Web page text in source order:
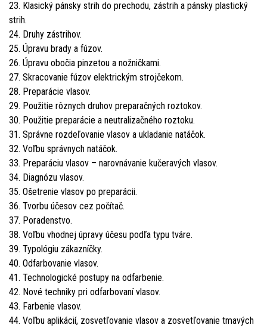
23. Klasický pánsky strih do prechodu, zástrih a pánsky plastický
strih.
24. Druhy zástrihov.
25. Úpravu brady a fúzov.
26. Úpravu obočia pinzetou a nožničkami.
27. Skracovanie fúzov elektrickým strojčekom.
28. Preparácie vlasov.
29. Použitie rôznych druhov preparačných roztokov.
30. Použitie preparácie a neutralizačného roztoku.
31. Správne rozdeľovanie vlasov a ukladanie natáčok.
32. Voľbu správnych natáčok.
33. Preparáciu vlasov – narovnávanie kučeravých vlasov.
34. Diagnózu vlasov.
35. Ošetrenie vlasov po preparácii.
36. Tvorbu účesov cez počítač.
37. Poradenstvo.
38. Voľbu vhodnej úpravy účesu podľa typu tváre.
39. Typológiu zákazníčky.
40. Odfarbovanie vlasov.
41. Technologické postupy na odfarbenie.
42. Nové techniky pri odfarbovaní vlasov.
43. Farbenie vlasov.
44. Voľbu aplikácií, zosvetľovanie vlasov a zosvetľovanie tmavých